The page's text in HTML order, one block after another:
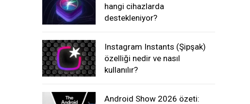
hangi cihazlarda
destekleniyor?
Instagram Instants (Şipşak)
özelliği nedir ve nasıl
kullanılır?
Android Show 2026 özeti: